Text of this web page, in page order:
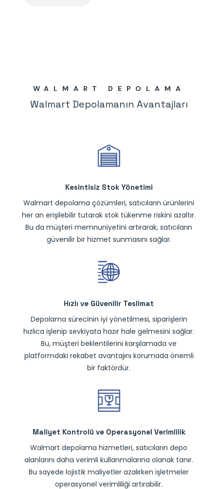
WALMART DEPOLAMA
Walmart Depolamanın Avantajları
Kesintisiz Stok Yönetimi
Walmart depolama çözümleri, satıcıların ürünlerini
her an erişilebilir tutarak stok tükenme riskini azaltır.
Bu da müşteri memnuniyetini artırarak, satıcıların
güvenilir bir hizmet sunmasını sağlar.
Hızlı ve Güvenilir Teslimat
Depolama sürecinin iyi yönetilmesi, siparişlerin
hızlıca işlenip sevkiyata hazır hale gelmesini sağlar.
Bu, müşteri beklentilerini karşılamada ve
platformdaki rekabet avantajını korumada önemli
bir faktördür.
Maliyet Kontrolü ve Operasyonel Verimlilik
Walmart depolama hizmetleri, satıcıların depo
alanlarını daha verimli kullanmalarına olanak tanır.
Bu sayede lojistik maliyetler azalırken işletmeler
operasyonel verimliliği artırabilir.